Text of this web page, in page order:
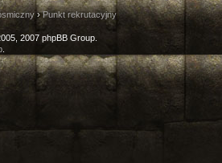
›Punkt rekrutacyjny
2007 phpBB Group.